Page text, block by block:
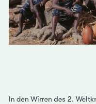
In den Wirren des 2.